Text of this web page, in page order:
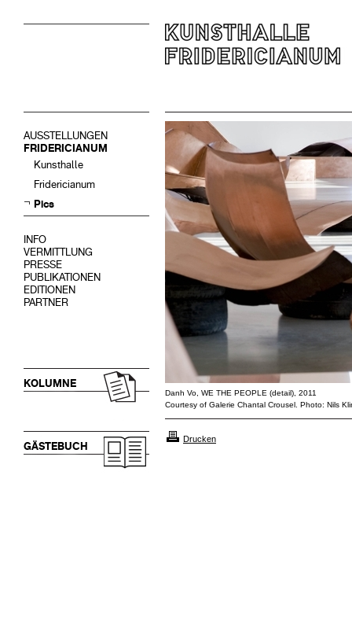
AUSSTELLUNGEN
FRIDERICIANUM
Kunsthalle
Fridericianum
Pics
INFO
VERMITTLUNG
PRESSE
PUBLIKATIONEN
EDITIONEN
PARTNER
KOLUMNE
GÄSTEBUCH
Danh Vo, WE THE PEOPLE (detail), 2011
Courtesy of Galerie Chantal Crousel. Photo: Nils
Drucken